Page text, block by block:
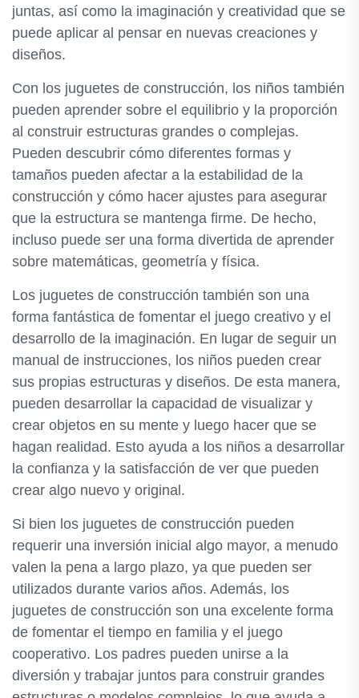
juntas, así como la imaginación y creatividad que se
puede aplicar al pensar en nuevas creaciones y
diseños.
Con los juguetes de construcción, los niños también
pueden aprender sobre el equilibrio y la proporción
al construir estructuras grandes o complejas.
Pueden descubrir cómo diferentes formas y
tamaños pueden afectar a la estabilidad de la
construcción y cómo hacer ajustes para asegurar
que la estructura se mantenga firme. De hecho,
incluso puede ser una forma divertida de aprender
sobre matemáticas, geometría y física.
Los juguetes de construcción también son una
forma fantástica de fomentar el juego creativo y el
desarrollo de la imaginación. En lugar de seguir un
manual de instrucciones, los niños pueden crear
sus propias estructuras y diseños. De esta manera,
pueden desarrollar la capacidad de visualizar y
crear objetos en su mente y luego hacer que se
hagan realidad. Esto ayuda a los niños a desarrollar
la confianza y la satisfacción de ver que pueden
crear algo nuevo y original.
Si bien los juguetes de construcción pueden
requerir una inversión inicial algo mayor, a menudo
valen la pena a largo plazo, ya que pueden ser
utilizados durante varios años. Además, los
juguetes de construcción son una excelente forma
de fomentar el tiempo en familia y el juego
cooperativo. Los padres pueden unirse a la
diversión y trabajar juntos para construir grandes